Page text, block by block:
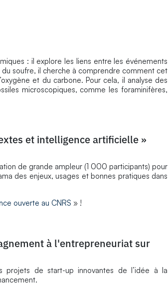
: il explore les liens entre les événements
soufre, il cherche à comprendre comment cet
et du carbone. Pour cela, il analyse des
microscopiques, comme les foraminifères,
et intelligence artificielle »
de grande ampleur (1 000 participants) pour
des enjeux, usages et bonnes pratiques dans
ouverte au CNRS » !
à l'entrepreneuriat sur
projets de start-up innovantes de l’idée à la